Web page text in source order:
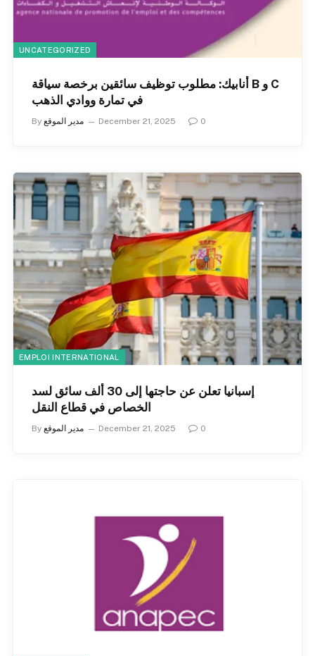
UNCATEGORIZED
أنابيك: مطلوب توظيف سائقين برخصة سياقة B و C
في تمارة ووادي الذهب
By مدير الموقع December 21, 2025 0
EMPLOI INTERNATIONAL
إسبانيا تعلن عن حاجتها إلى 30 ألف سائق لسد
الخصاص في قطاع النقل
By مدير الموقع December 21, 2025 0